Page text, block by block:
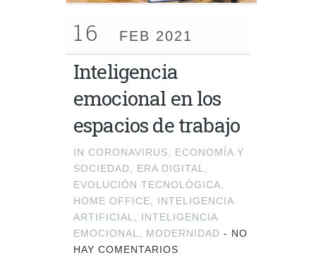
16 FEB 2021
Inteligencia
emocional en los
espacios de trabajo
IN CORONAVIRUS
ECONOMÍA Y
SOCIEDAD
ERA DIGITAL
EVOLUCIÓN TECNOLÓGICA
HOME OFFICE
INTELIGENCIA
ARTIFICIAL
INTELIGENCIA
EMOCIONAL
MODERNIDAD - NO
HAY COMENTARIOS